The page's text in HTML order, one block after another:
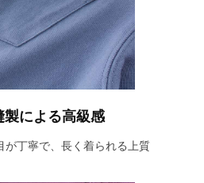
製による高級感
が丁寧で、長く着られる上質